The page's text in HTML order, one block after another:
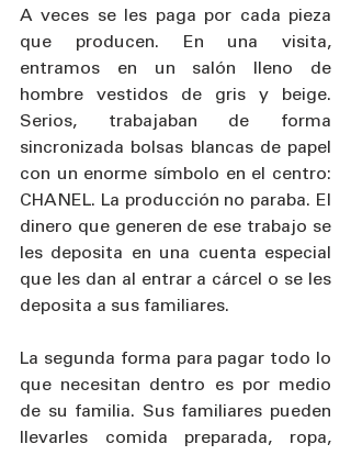
A veces se les paga por cada pieza
que producen. En una visita,
entramos en un salón lleno de
hombre vestidos de gris y beige.
Serios, trabajaban de forma
sincronizada bolsas blancas de papel
con un enorme símbolo en el centro:
CHANEL. La producción no paraba. El
dinero que generen de ese trabajo se
les deposita en una cuenta especial
que les dan al entrar a cárcel o se les
deposita a sus familiares.
La segunda forma para pagar todo lo
que necesitan dentro es por medio
de su familia. Sus familiares pueden
llevarles comida preparada, ropa,